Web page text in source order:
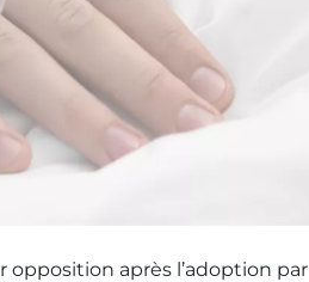
après l’adoption par